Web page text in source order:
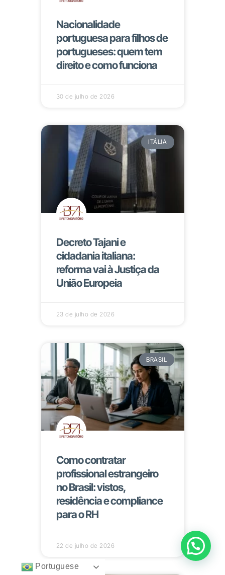
Nacionalidade
portuguesa para filhos de
portugueses: quem tem
direito e como funciona
30 de julho de 2026
ITÁLIA
Decreto Tajani e
cidadania italiana:
reforma vai à Justiça da
União Europeia
23 de julho de 2026
BRASIL
Como contratar
profissional estrangeiro
no Brasil: vistos,
residência e compliance
para o RH
22 de julho de 2026
Portuguese